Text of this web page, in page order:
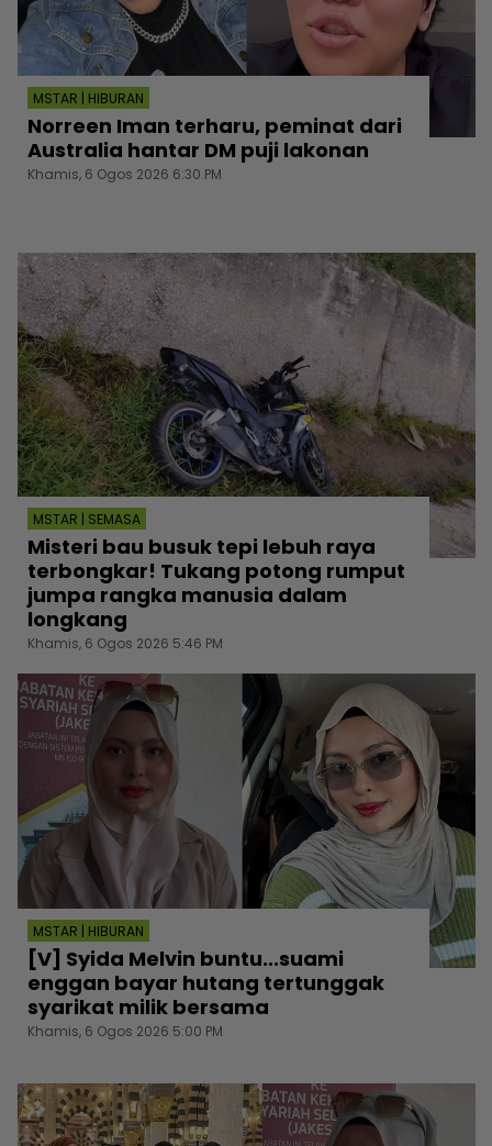
MSTAR | HIBURAN
Norreen Iman terharu, peminat dari
Australia hantar DM puji lakonan
Khamis, 6 Ogos 2026 6:30 PM
MSTAR | SEMASA
Misteri bau busuk tepi lebuh raya
terbongkar! Tukang potong rumput
jumpa rangka manusia dalam
longkang
Khamis, 6 Ogos 2026 5:46 PM
MSTAR | HIBURAN
[V] Syida Melvin buntu...suami
enggan bayar hutang tertunggak
syarikat milik bersama
Khamis, 6 Ogos 2026 5:00 PM